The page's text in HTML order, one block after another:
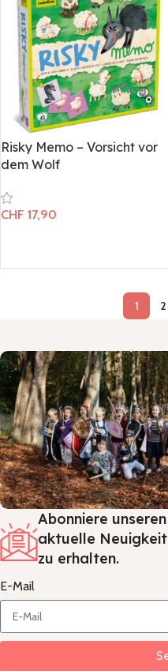
Risky Memo – Vorsicht vor
dem Wolf
CHF 17,90
1 2
Abonniere
aktuelle
zu erhalten.
E-Mail